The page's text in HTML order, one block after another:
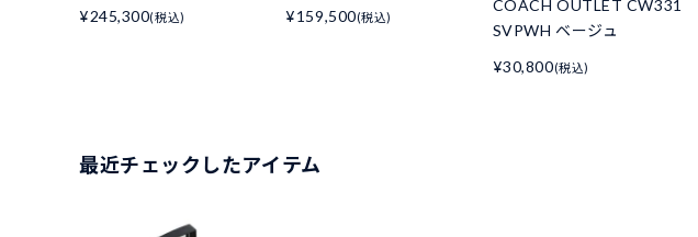
¥245,300(税込)
¥159,500(税込)
COACH OUTLET CW331
SVPWH ベージュ
¥30,800(税込)
最近チェックしたアイテム